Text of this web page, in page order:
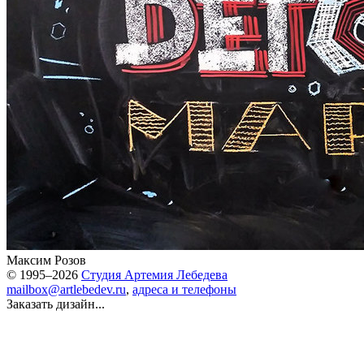
Максим Розов
© 1995–2026 Студия Артемия Лебедева
mailbox@artlebedev.ru, адреса и телефоны
Заказать дизайн...